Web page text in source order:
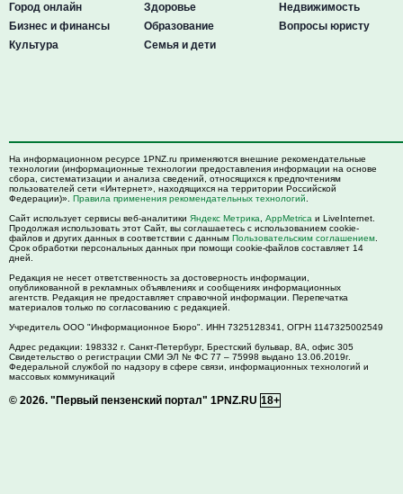
Город онлайн
Бизнес и финансы
Культура
Здоровье
Образование
Семья и дети
Недвижимость
Вопросы юристу
На информационном ресурсе 1PNZ.ru применяются внешние рекомендательные
технологии (информационные технологии предоставления информации на основе
сбора, систематизации и анализа сведений, относящихся к предпочтениям
пользователей сети «Интернет», находящихся на территории Российской
Федерации)». Правила применения рекомендательных технологий
Сайт использует сервисы веб-аналитики Яндекс Метрика AppMetrica и LiveInternet.
Продолжая использовать этот Сайт, вы соглашаетесь с использованием cookie-
файлов и других данных в соответствии с данным Пользовательским соглашением
Срок обработки персональных данных при помощи cookie-файлов составляет 14
дней.
Редакция не несет ответственность за достоверность информации,
опубликованной в рекламных объявлениях и сообщениях информационных
агентств. Редакция не предоставляет справочной информации. Перепечатка
материалов только по согласованию с редакцией.
Учредитель ООО "Информационное Бюро". ИНН 7325128341, ОГРН 1147325002549
Адрес редакции: 198332 г. Санкт-Петербург, Брестский бульвар, 8А, офис 305
Свидетельство о регистрации СМИ ЭЛ № ФС 77 – 75998 выдано 13.06.2019г.
Федеральной службой по надзору в сфере связи, информационных технологий и
массовых коммуникаций
© 2026. "Первый пензенский портал" 1PNZ.RU 18+